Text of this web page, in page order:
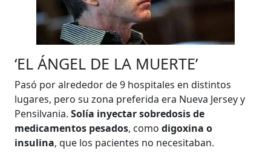
‘EL ÁNGEL DE LA MUERTE’
Pasó por alrededor de 9 hospitales en distintos
lugares, pero su zona preferida era Nueva Jersey y
Pensilvania.Solía inyectar sobredosis de
medicamentos pesados, comodigoxina o
insulina, que los pacientes no necesitaban.